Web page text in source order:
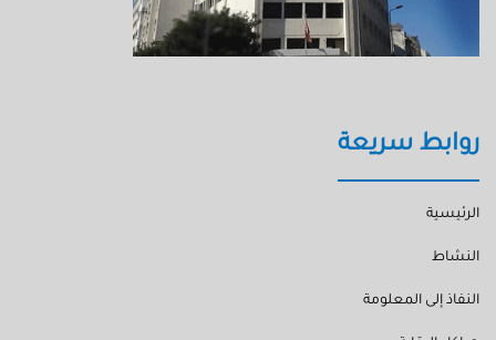
روابط سريعة
الرئيسية
النشاط
النفاذ إلى المعلومة